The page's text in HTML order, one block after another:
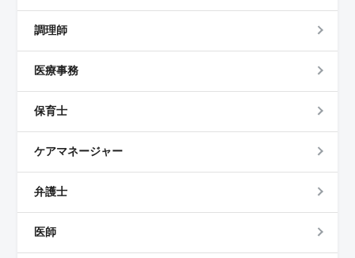
調理師
医療事務
保育士
ケアマネージャー
弁護士
医師